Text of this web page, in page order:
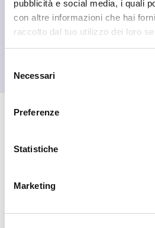
pubblicità e social media, i quali
con altre informazioni che hai
raccolto dal tuo utilizzo dei loro
delNecessari
Preferenze
Statistiche
Marketing
Madesimo